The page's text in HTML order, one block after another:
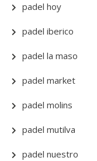
padel hoy
padel iberico
padel la maso
padel market
padel molins
padel mutilva
padel nuestro